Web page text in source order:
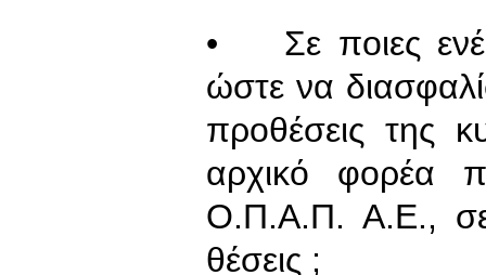
• Σε ποιες
ώστε να
προθέσεις της
αρχικό φορέα
Ο.Π.Α.Π. Α.Ε., σε
θέσεις ;